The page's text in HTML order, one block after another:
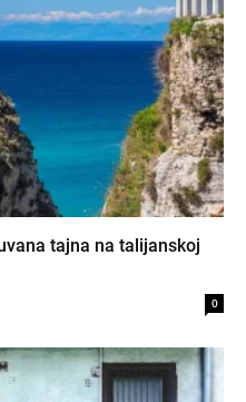
tajna na talijanskoj
0